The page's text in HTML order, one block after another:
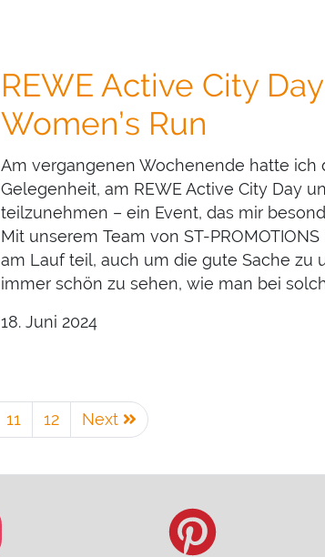
REWE Active City
Women’s Run
Am vergangenen Wochenende hatte ich
Gelegenheit, am REWE Active City Day
teilzunehmen – ein Event, das mir
Mit unserem Team von ST-
am Lauf teil, auch um die gute Sache zu
immer schön zu sehen, wie man bei
18. Juni 2024
11 12 Next